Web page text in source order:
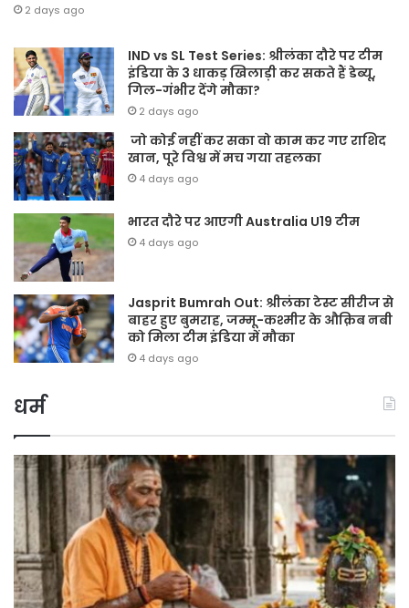
2 days ago
IND vs SL Test Series: श्रीलंका दौरे पर टीम
इंडिया के 3 धाकड़ खिलाड़ी कर सकते हैं डेब्यू,
गिल-गंभीर देंगे मौका?
2 days ago
जो कोई नहीं कर सका वो काम कर गए राशिद
खान, पूरे विश्व में मच गया तहलका
4 days ago
भारत दौरे पर आएगी Australia U19 टीम
4 days ago
Jasprit Bumrah Out: श्रीलंका टेस्ट सीरीज से
बाहर हुए बुमराह, जम्मू-कश्मीर के औक़िब नबी
को मिला टीम इंडिया में मौका
4 days ago
धर्म